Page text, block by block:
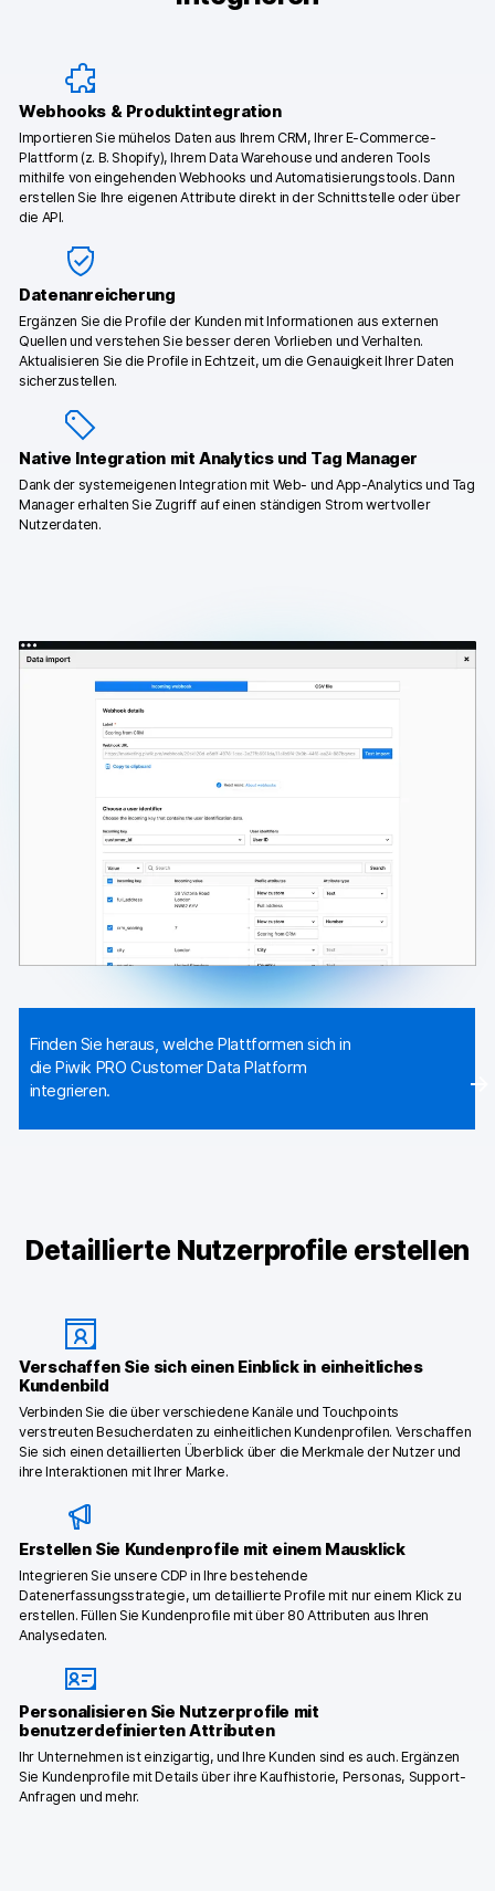
Webhooks & Produktintegration
Importieren Sie mühelos Daten aus Ihrem CRM, Ihrer E-Commerce-
Plattform (z. B. Shopify), Ihrem Data Warehouse und anderen Tools
mithilfe von eingehenden Webhooks und Automatisierungstools. Dann
erstellen Sie Ihre eigenen Attribute direkt in der Schnittstelle oder über
die API.
Datenanreicherung
Ergänzen Sie die Profile der Kunden mit Informationen aus externen
Quellen und verstehen Sie besser deren Vorlieben und Verhalten.
Aktualisieren Sie die Profile in Echtzeit, um die Genauigkeit Ihrer Daten
sicherzustellen.
Native Integration mit Analytics und Tag Manager
Dank der systemeigenen Integration mit Web- und App-Analytics und Tag
Manager erhalten Sie Zugriff auf einen ständigen Strom wertvoller
Nutzerdaten.
Finden Sie heraus, welche Plattformen sich in
die Piwik PRO Customer Data Platform
integrieren.
Detaillierte Nutzerprofile erstellen
Verschaffen Sie sich einen Einblick in einheitliches
Kundenbild
Verbinden Sie die über verschiedene Kanäle und Touchpoints
verstreuten Besucherdaten zu einheitlichen Kundenprofilen. Verschaffen
Sie sich einen detaillierten Überblick über die Merkmale der Nutzer und
ihre Interaktionen mit Ihrer Marke.
Erstellen Sie Kundenprofile mit einem Mausklick
Integrieren Sie unsere CDP in Ihre bestehende
Datenerfassungsstrategie, um detaillierte Profile mit nur einem Klick zu
erstellen. Füllen Sie Kundenprofile mit über 80 Attributen aus Ihren
Analysedaten.
Personalisieren Sie Nutzerprofile mit
benutzerdefinierten Attributen
Ihr Unternehmen ist einzigartig, und Ihre Kunden sind es auch. Ergänzen
Sie Kundenprofile mit Details über ihre Kaufhistorie, Personas, Support-
Anfragen und mehr.